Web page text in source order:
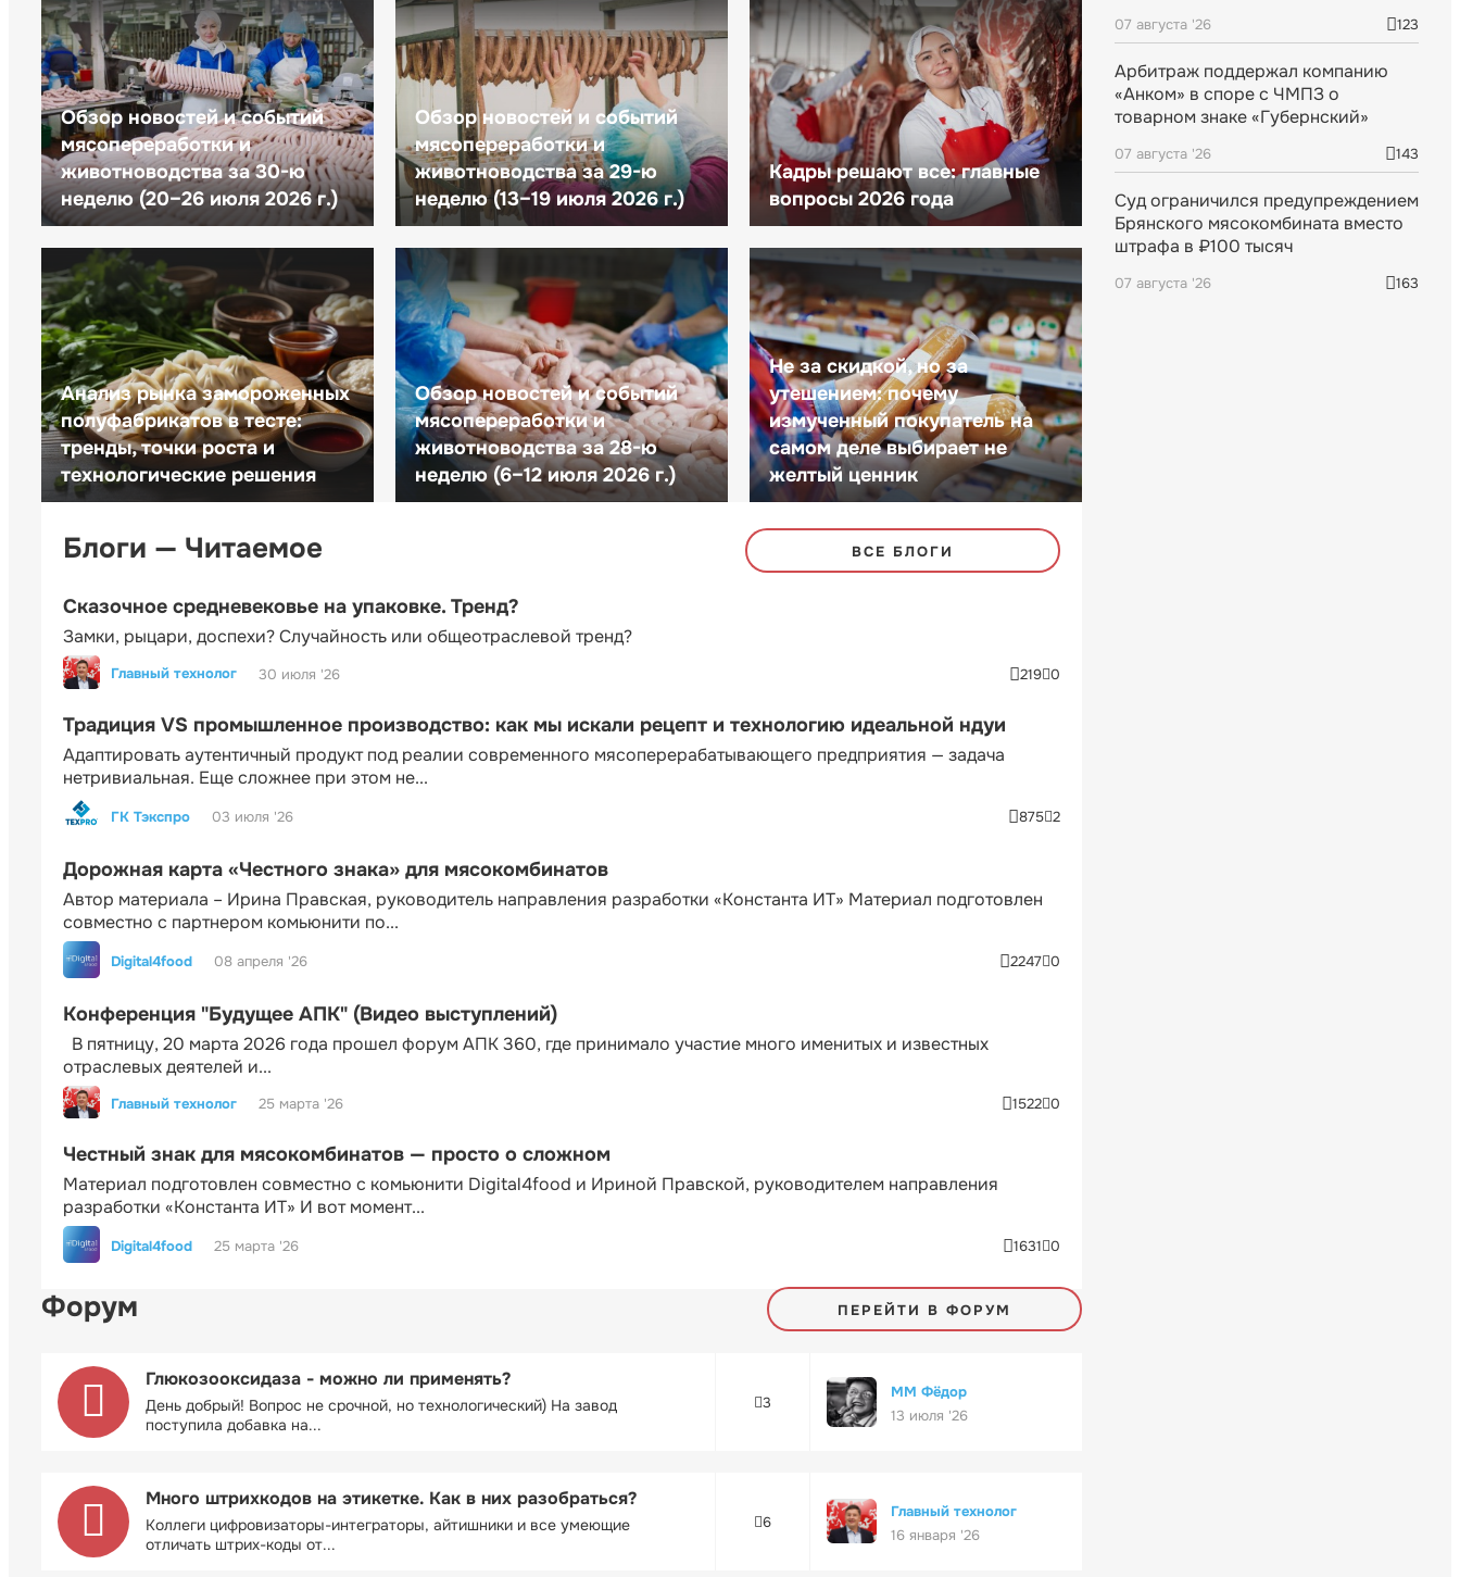
Обзор новостей и событий
мясопереработки и
животноводства за 30-ю
неделю (20–26 июля 2026 г.)
Обзор новостей и событий
мясопереработки и
животноводства за 29-ю
неделю (13–19 июля 2026 г.)
Кадры решают все: главные
вопросы 2026 года
Анализ рынка замороженных
полуфабрикатов в тесте:
тренды, точки роста и
технологические решения
Обзор новостей и событий
мясопереработки и
животноводства за 28-ю
неделю (6–12 июля 2026 г.)
Не за скидкой, но за
утешением: почему
измученный покупатель на
самом деле выбирает не
желтый ценник
Блоги — Читаемое ВСЕ БЛОГИ
Сказочное средневековье на упаковке. Тренд?
Замки, рыцари, доспехи? Случайность или общеотраслевой тренд?
Главный технолог 30 июля '26 219 0
Традиция VS промышленное производство: как мы искали рецепт и технологию идеальной ндуи
Адаптировать аутентичный продукт под реалии современного мясоперерабатывающего предприятия — задача
нетривиальная. Еще сложнее при этом не...
ГК Тэкспро 03 июля '26 875 2
Дорожная карта «Честного знака» для мясокомбинатов
Автор материала – Ирина Правская, руководитель направления разработки «Константа ИТ» Материал подготовлен
совместно с партнером комьюнити по...
Digital4food 08 апреля '26 2247 0
Конференция "Будущее АПК" (Видео выступлений)
В пятницу, 20 марта 2026 года прошел форум АПК 360, где принимало участие много именитых и известных
отраслевых деятелей и...
Главный технолог 25 марта '26 1522 0
Честный знак для мясокомбинатов — просто о сложном
Материал подготовлен совместно с комьюнити Digital4food и Ириной Правской, руководителем направления
разработки «Константа ИТ» И вот момент...
Digital4food 25 марта '26 1631 0
Форум ПЕРЕЙТИ В ФОРУМ
Глюкозооксидаза - можно ли применять?
День добрый! Вопрос не срочной, но технологический) На завод
поступила добавка на...
3
ММ Фёдор
13 июля '26
Много штрихкодов на этикетке. Как в них разобраться?
Коллеги цифровизаторы-интеграторы, айтишники и все умеющие
отличать штрих-коды от...
6
Главный технолог
16 января '26
07 августа '26 123
Арбитраж поддержал компанию
«Анком» в споре с ЧМПЗ о
товарном знаке «Губернский»
07 августа '26 143
Суд ограничился предупреждением
Брянского мясокомбината вместо
штрафа в ₽100 тысяч
07 августа '26 163